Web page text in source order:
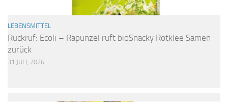
LEBENSMITTEL
Rückruf: Ecoli – Rapunzel ruft bioSnacky Rotklee Samen
zurück
31 JULI, 2026